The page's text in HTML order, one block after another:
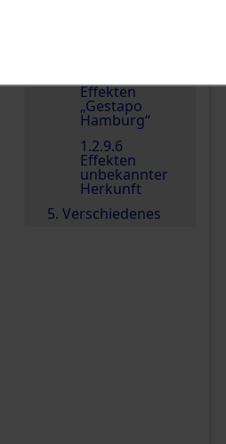
Effekten
„Gestapo
Hamburg“
1.2.9.6
Effekten
unbekannter
Herkunft
5. Verschiedenes